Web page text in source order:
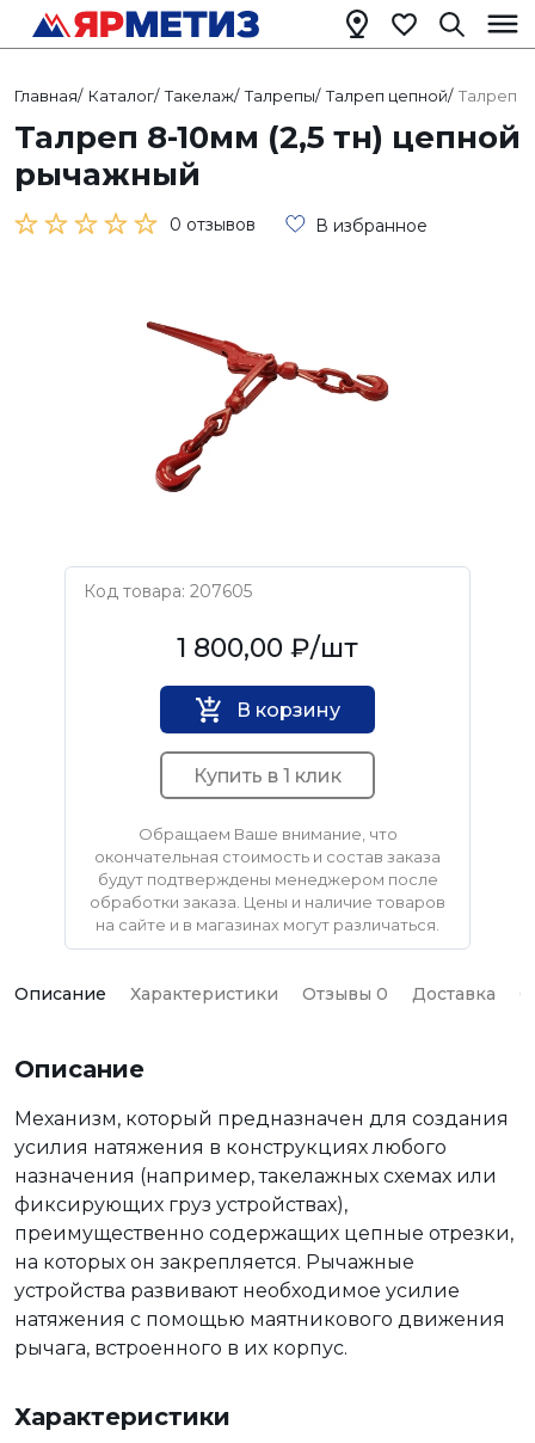
Главная/ Каталог/ Такелаж/ Талрепы/ Талреп цепной/ Талреп
Талреп 8-10мм (2,5 тн) цепной
рычажный
0 отзывов В избранное
Код товара: 207605
Нет бренда1 800,00 ₽/шт
В корзину
Купить в 1 клик
Обращаем Ваше внимание, что
окончательная стоимость и состав заказа
будут подтверждены менеджером после
обработки заказа. Цены и наличие товаров
на сайте и в магазинах могут различаться.
Описание Характеристики Отзывы 0 Доставка
Описание
Механизм, который предназначен для создания
усилия натяжения в конструкциях любого
назначения (например, такелажных схемах или
фиксирующих груз устройствах),
преимущественно содержащих цепные отрезки,
на которых он закрепляется. Рычажные
устройства развивают необходимое усилие
натяжения с помощью маятникового движения
рычага, встроенного в их корпус.
Характеристики